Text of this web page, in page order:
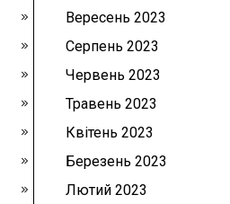
Вересень 2023
Серпень 2023
Червень 2023
Травень 2023
Квітень 2023
Березень 2023
Лютий 2023